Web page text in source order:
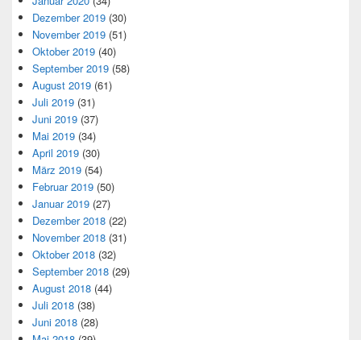
Dezember 2019 (30)
November 2019 (51)
Oktober 2019 (40)
September 2019 (58)
August 2019 (61)
Juli 2019 (31)
Juni 2019 (37)
Mai 2019 (34)
April 2019 (30)
März 2019 (54)
Februar 2019 (50)
Januar 2019 (27)
Dezember 2018 (22)
November 2018 (31)
Oktober 2018 (32)
September 2018 (29)
August 2018 (44)
Juli 2018 (38)
Juni 2018 (28)